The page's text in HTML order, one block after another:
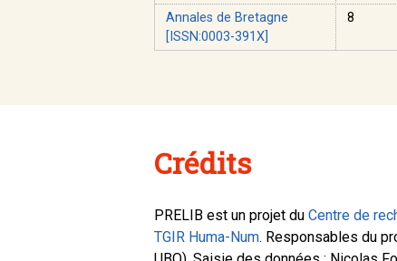
Annales de Bretagne
[ISSN:0003-391X]
8
Crédits
PRELIB est un projet du Centre de
TGIR Huma-Num. Responsables du